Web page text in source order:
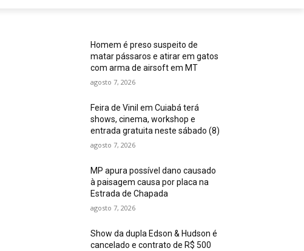
Homem é preso suspeito de
matar pássaros e atirar em gatos
com arma de airsoft em MT
agosto 7, 2026
Feira de Vinil em Cuiabá terá
shows, cinema, workshop e
entrada gratuita neste sábado (8)
agosto 7, 2026
MP apura possível dano causado
à paisagem causa por placa na
Estrada de Chapada
agosto 7, 2026
Show da dupla Edson & Hudson é
cancelado e contrato de R$ 500